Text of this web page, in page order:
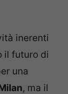
inerenti
il futuro di
una
, ma il